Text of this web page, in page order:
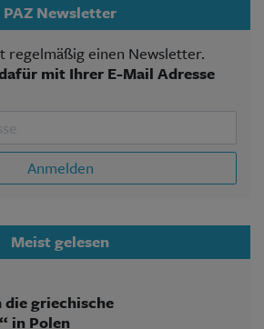
PAZ Newsletter
regelmäßig einen Newsletter.
mit Ihrer E-Mail Adresse
Anmelden
Meist gelesen
griechische
in Polen